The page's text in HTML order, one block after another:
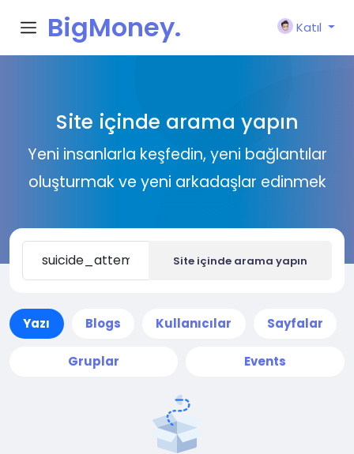
BigMoney.
Katıl
Site içinde arama yapın
Yeni insanlarla keşfedin, yeni bağlantılar
oluşturmak ve yeni arkadaşlar edinmek
Site içinde arama yapın
Yazı Blogs Kullanıcılar Sayfalar
Gruplar Events